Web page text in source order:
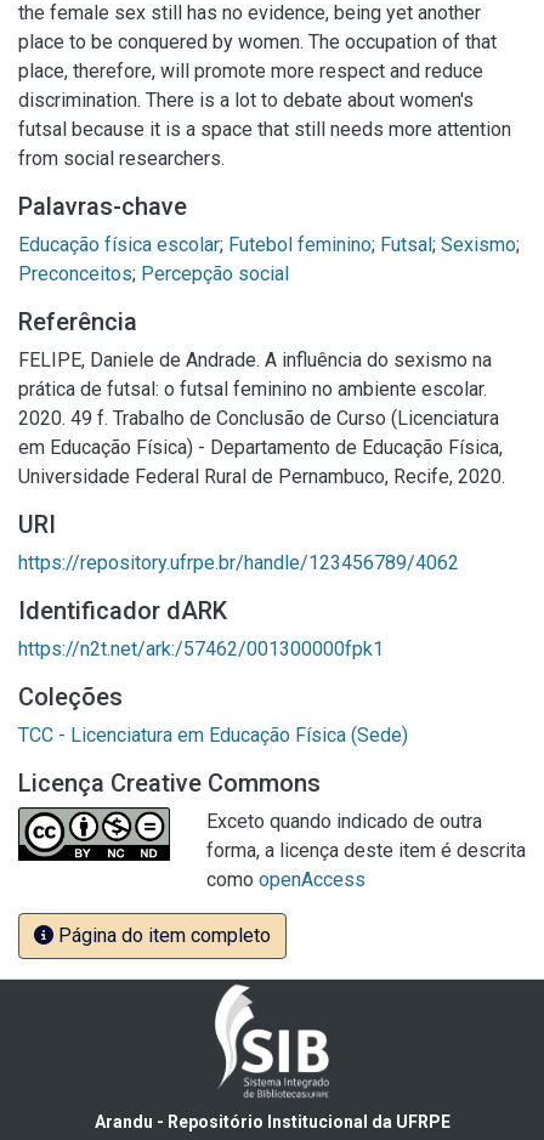
the female sex still has no evidence, being yet another
place to be conquered by women. The occupation of that
place, therefore, will promote more respect and reduce
discrimination. There is a lot to debate about women's
futsal because it is a space that still needs more attention
from social researchers.
Palavras-chave
Educação física escolar; Futebol feminino; Futsal; Sexismo;
Preconceitos; Percepção social
Referência
FELIPE, Daniele de Andrade. A influência do sexismo na
prática de futsal: o futsal feminino no ambiente escolar.
2020. 49 f. Trabalho de Conclusão de Curso (Licenciatura
em Educação Física) - Departamento de Educação Física,
Universidade Federal Rural de Pernambuco, Recife, 2020.
URI
https://repository.ufrpe.br/handle/123456789/4062
Identificador dARK
https://n2t.net/ark:/57462/001300000fpk1
Coleções
TCC - Licenciatura em Educação Física (Sede)
Licença Creative Commons
Exceto quando indicado de outra
forma, a licença deste item é descrita
como openAccess
Página do item completo
Arandu - Repositório Institucional da UFRPE